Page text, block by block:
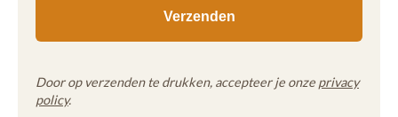
Door op verzenden te drukken, accepteer je onze privacy
policy.